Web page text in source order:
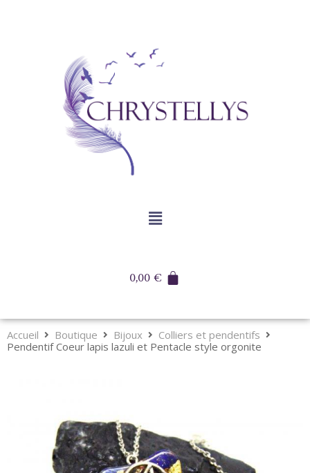
0,00€
Accueil Boutique Bijoux
Colliers et pendentifs
Pendentif Coeur lapis lazuli et Pentacle style orgonite